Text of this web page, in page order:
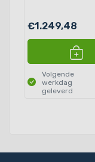
€1.249,48
Volgende
werkdag
geleverd